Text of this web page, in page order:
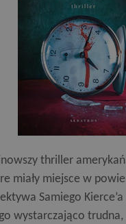
thriller
miały miejsce w
Samiego
wystarczająco trudna,